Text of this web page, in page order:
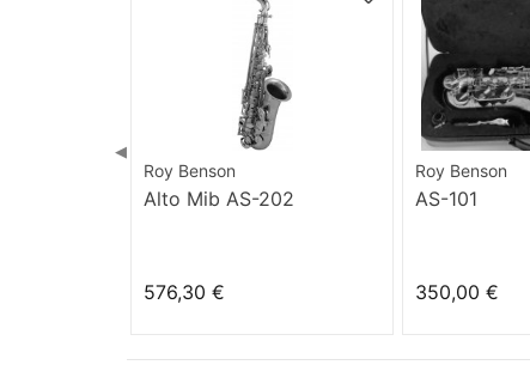
Roy Benson
Alto Mib AS-202
576,30 €
Roy Benson
AS-101
350,00 €
◀